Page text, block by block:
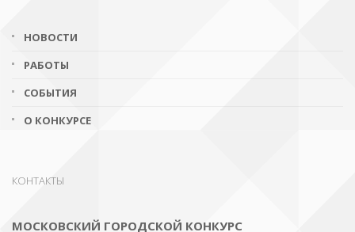
НОВОСТИ
РАБОТЫ
СОБЫТИЯ
О КОНКУРСЕ
КОНТАКТЫ
МОСКОВСКИЙ ГОРОДСКОЙ КОНКУРС